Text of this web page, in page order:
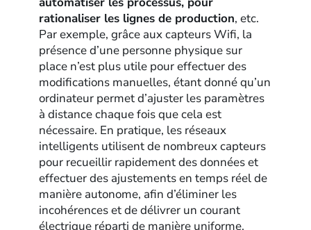
rationaliser les lignes de production, etc.
Par exemple, grâce aux capteurs Wifi, la
présence d’une personne physique sur
place n’est plus utile pour effectuer des
modifications manuelles, étant donné qu’un
ordinateur permet d’ajuster les paramètres
à distance chaque fois que cela est
nécessaire. En pratique, les réseaux
intelligents utilisent de nombreux capteurs
pour recueillir rapidement des données et
effectuer des ajustements en temps réel de
manière autonome, afin d’éliminer les
incohérences et de délivrer un courant
électrique réparti de manière uniforme.